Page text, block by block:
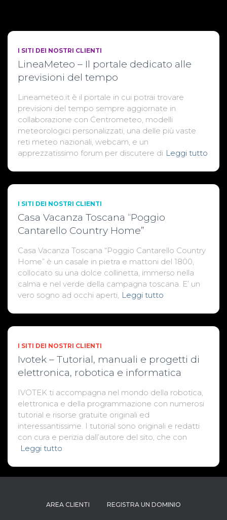
I SITI DEI NOSTRI CLIENTI
LineaMeteo – Il portale dedicato alle
previsioni del tempo
Lineameteo.it è il portale in cui potrai trovare
previsioni del tempo sempre aggiornate in
collaborazione con Centrometeo, modelli
meteorologici personalizzati, una delle più vaste
reti meteo nazionali, webcam, e un
apprezzatissimo forum per discutere di Leggi tutto
I SITI DEI NOSTRI CLIENTI
Casa Vacanza Toscana “Poggio
Cantarello Country Home”
Casa Vacanza Toscana “Poggio Cantarello Country
Home” è un casale in pietra e mattoni del 1800,
collocato su una dolce collinetta, immerso nella
calma e nel verde della campagna toscana. E’ un
vero sogno ad occhi aperti, Leggi tutto
I SITI DEI NOSTRI CLIENTI
Ivotek – Tutorial, manuali e progetti di
elettronica, robotica e informatica
IVOTEK ti accompagna nel mondo della robotica,
elettronica e della programmazione con numerosi
tutorial e risorse gratuite originali ed
interessantissime. I tutorial sono originali e redatti
con cura e perizia dall’autore del sito, che con
Leggi tutto
AREA CLIENTI REGISTRA UN DOMINIO